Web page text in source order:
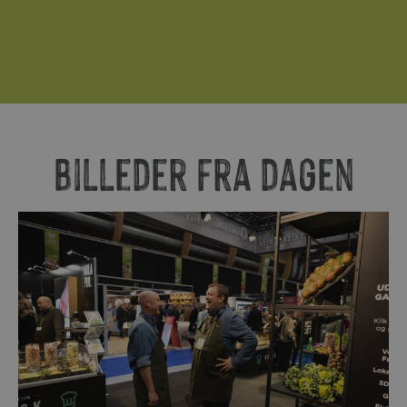
Billeder fra dagen